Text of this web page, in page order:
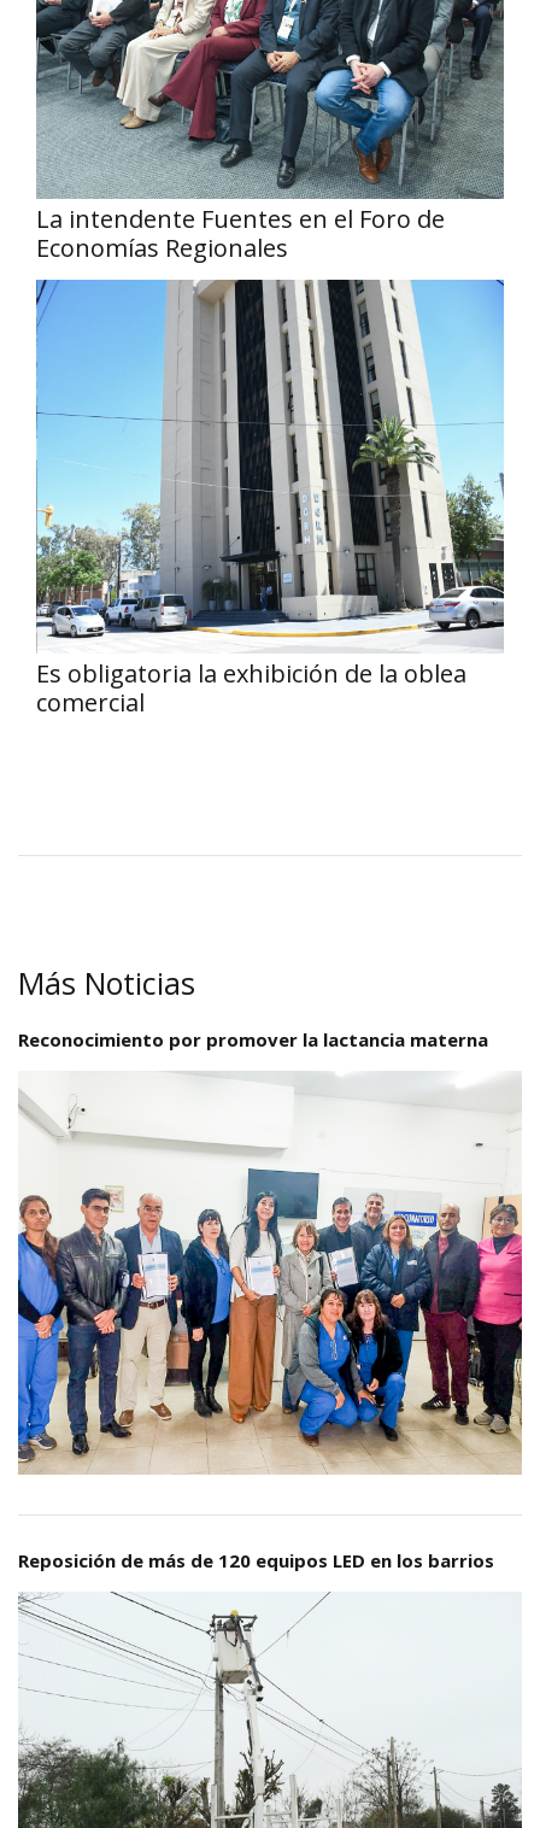
La intendente Fuentes en el Foro de
Economías Regionales
Es obligatoria la exhibición de la oblea
comercial
Más Noticias
Reconocimiento por promover la lactancia materna
Reposición de más de 120 equipos LED en los barrios